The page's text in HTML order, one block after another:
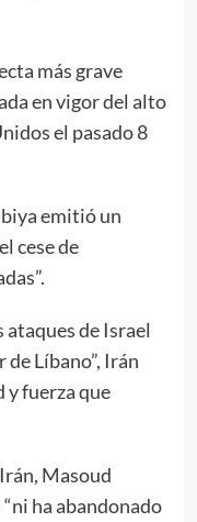
más grave
en vigor del alto
el pasado 8
emitió un
cese de
de Israel
Líbano”, Irán
y fuerza que
Masoud
ha abandonado